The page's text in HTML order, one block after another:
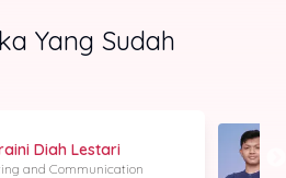
Yang Sudah
Diah Lestari
and Communication